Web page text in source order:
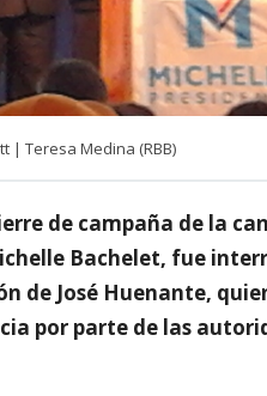
| Teresa Medina (RBB)
de campaña de la
Bachelet, fue
de José Huenante,
por parte de las